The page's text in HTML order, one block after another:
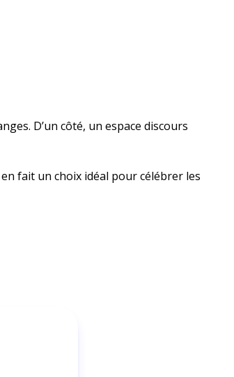
D’un côté, un espace discours
fait un choix idéal pour célébrer les